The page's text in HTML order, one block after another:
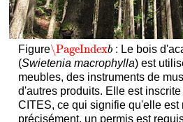
Figure\PageIndexb
\PageIndexb : Le bois
(Swietenia macrophylla) est
meubles, des instruments de
d'autres produits. Elle est
CITES, ce qui signifie qu'elle est
précisément, un permis est